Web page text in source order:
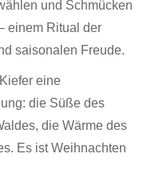
und Schmücken
einem Ritual der
saisonalen Freude.
eine
die Süße des
die Wärme des
Es ist Weihnachten